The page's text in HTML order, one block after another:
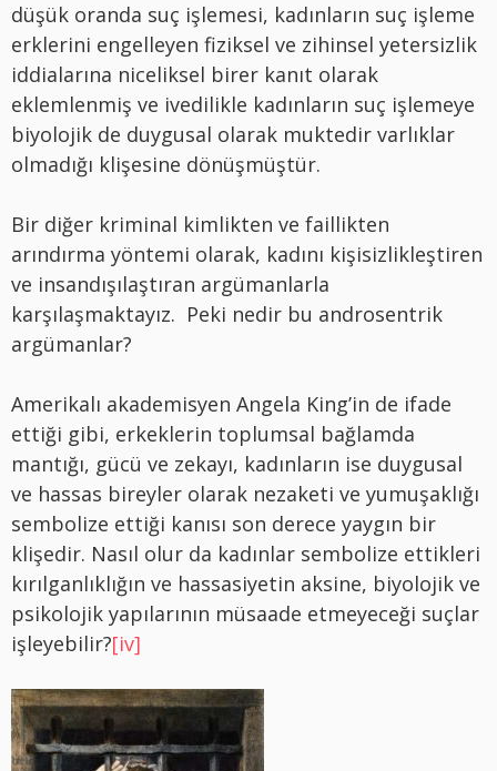
düşük oranda suç işlemesi, kadınların suç işleme
erklerini engelleyen fiziksel ve zihinsel yetersizlik
iddialarına niceliksel birer kanıt olarak
eklemlenmiş ve ivedilikle kadınların suç işlemeye
biyolojik de duygusal olarak muktedir varlıklar
olmadığı klişesine dönüşmüştür.
Bir diğer kriminal kimlikten ve faillikten
arındırma yöntemi olarak, kadını kişisizlikleştiren
ve insandışılaştıran argümanlarla
karşılaşmaktayız. Peki nedir bu androsentrik
argümanlar?
Amerikalı akademisyen Angela King’in de ifade
ettiği gibi, erkeklerin toplumsal bağlamda
mantığı, gücü ve zekayı, kadınların ise duygusal
ve hassas bireyler olarak nezaketi ve yumuşaklığı
sembolize ettiği kanısı son derece yaygın bir
klişedir. Nasıl olur da kadınlar sembolize ettikleri
kırılganlıklığın ve hassasiyetin aksine, biyolojik ve
psikolojik yapılarının müsaade etmeyeceği suçlar
işleyebilir?[iv]